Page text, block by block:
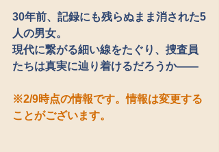
30年前、記録にも残らぬまま消された5
人の男女。
現代に繋がる細い線をたぐり、捜査員
たちは真実に辿り着けるだろうか――
※2/9時点の情報です。情報は変更する
ことがございます。